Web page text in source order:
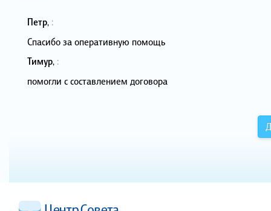
Петр, :
Спасибо за оперативную помощь
Тимур, :
помогли с составлением договора